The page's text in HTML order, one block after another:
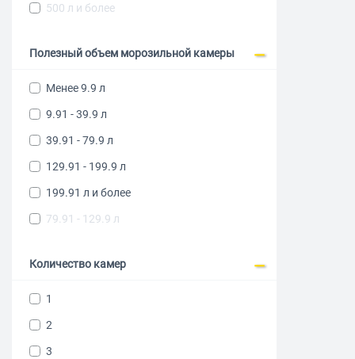
500 л и более
Полезный объем морозильной камеры
Менее 9.9 л
9.91 - 39.9 л
39.91 - 79.9 л
129.91 - 199.9 л
199.91 л и более
79.91 - 129.9 л
Количество камер
1
2
3